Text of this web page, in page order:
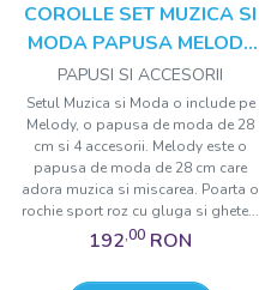
COROLLE SET MUZICA SI
MODA PAPUSA MELODY
28CM
PAPUSI SI ACCESORII
Setul Muzica si Moda o include pe
Melody, o papusa de moda de 28
cm si 4 accesorii. Melody este o
papusa de moda de 28 cm care
adora muzica si miscarea. Poarta o
rochie sport roz cu gluga si ghete...
192,00 RON